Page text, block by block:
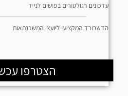
עדכונים רגולטורים בפושים לנייד​
הדשבורד המקצועי ליועצי המשכנתאות
הצטרפו